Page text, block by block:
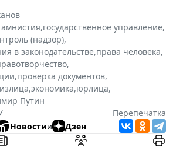
,государственное управление,
(надзор),
в законодательстве,права человека,
,
,проверка документов,
,экономика,юрлица,
Путин
Перепечатка
Новостии Дзен